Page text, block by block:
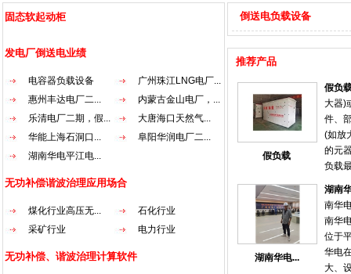
固态软起动柜
发电厂倒送电业绩
电容器负载设备
广州珠江LNG电厂...
惠州丰达电厂二...
内蒙古金山电厂，...
乐清电厂二期，假...
大唐海口天然气...
华能上海石洞口...
阜阳华润电厂二...
湖南华电平江电...
无功补偿谐波治理应用场合
煤化行业高压无...
石化行业
采矿行业
电力行业
无功补偿、谐波治理计算软件
倒送电负载设备
推荐产品
假负载
假负
大器)
件、
(如放
的元
负载
抗匹
时使
电阻
发射
要匹
湖南华电...
湖南
南华
南华
位于
华电
大、